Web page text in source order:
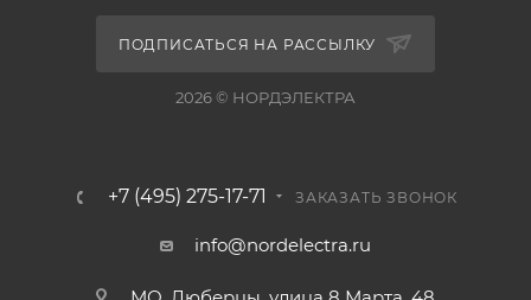
ПОДПИСАТЬСЯ НА РАССЫЛКУ
2026 © НОРДЭЛЕКТРА
+7 (495) 275-17-71 ЗАКАЗАТЬ ЗВОНОК
info@nordelectra.ru